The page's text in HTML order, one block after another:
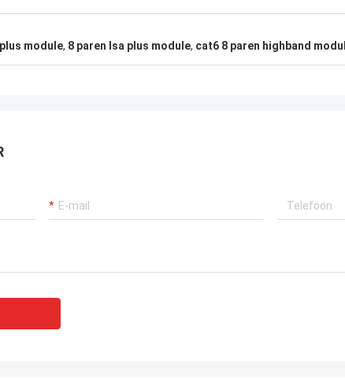
module, 8 paren lsa plus module, cat6 8 paren highband